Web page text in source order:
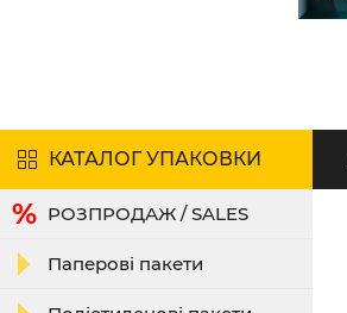
КАТАЛОГ УПАКОВКИ
РОЗПРОДАЖ / SALES
Паперові пакети